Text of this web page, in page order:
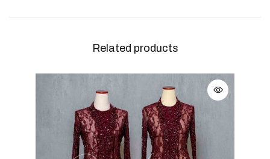
Related products